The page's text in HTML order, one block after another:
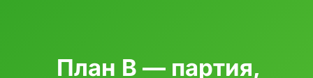
План B — партия,